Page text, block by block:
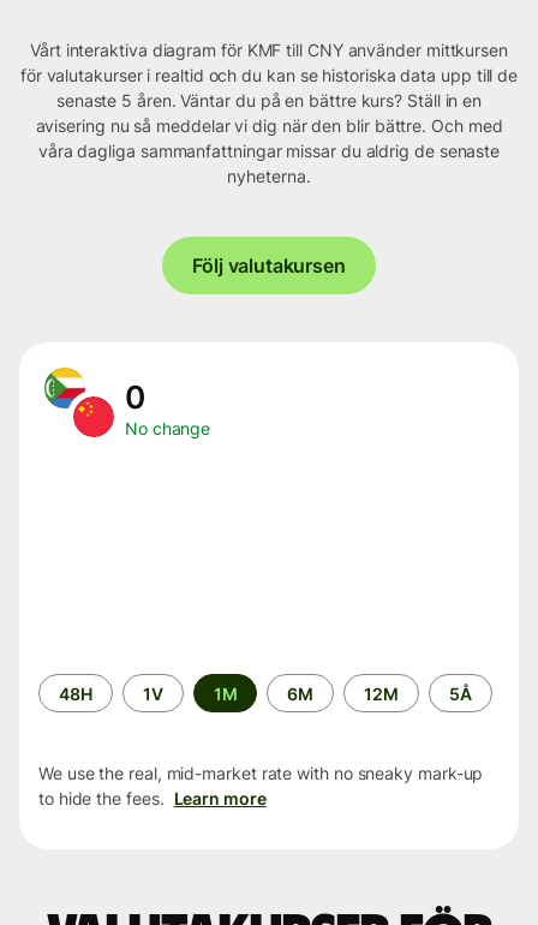
Vårt interaktiva diagram för KMF till CNY använder mittkursen
för valutakurser i realtid och du kan se historiska data upp till de
senaste 5 åren. Väntar du på en bättre kurs? Ställ in en
avisering nu så meddelar vi dig när den blir bättre. Och med
våra dagliga sammanfattningar missar du aldrig de senaste
nyheterna.
Följ valutakursen
0
No change
Time
period
48H 1V 1M 6M 12M 5Å
We use the real, mid-market rate with no sneaky mark-up
to hide the fees. Learn more